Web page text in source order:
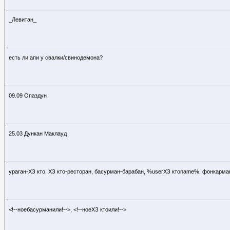
_Левитан_
есть ли апи у свалки/свинодемона?
09.09 Опаздун
25.03 Дункан Маклауд
ураган-ХЗ кто , ХЗ кто-ресторан, басурман-барабан, %userХЗ ктоname%,
<!--ноебасурманили!-->, <!--ноеХЗ ктоили!-->